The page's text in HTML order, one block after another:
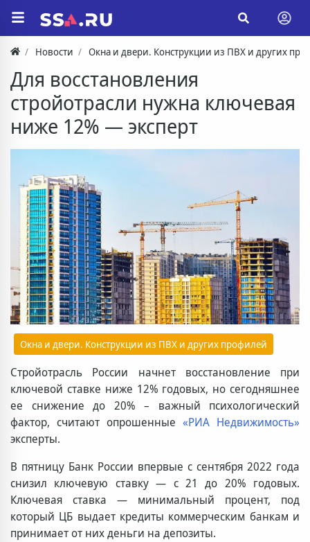
Новости Окна и двери. Конструкции из ПВХ и других
Для восстановления
стройотрасли нужна ключевая
ниже 12% — эксперт
Окна и двери. Конструкции из ПВХ и других профилей
Стройотрасль России начнет восстановление при
ключевой ставке ниже 12% годовых, но сегодняшнее
ее снижение до 20% – важный психологический
фактор, считают опрошенные «РИА Недвижимость»
эксперты.
В пятницу Банк России впервые с сентября 2022 года
снизил ключевую ставку — с 21 до 20% годовых.
Ключевая ставка — минимальный процент, под
который ЦБ выдает кредиты коммерческим банкам и
принимает от них деньги на депозиты.